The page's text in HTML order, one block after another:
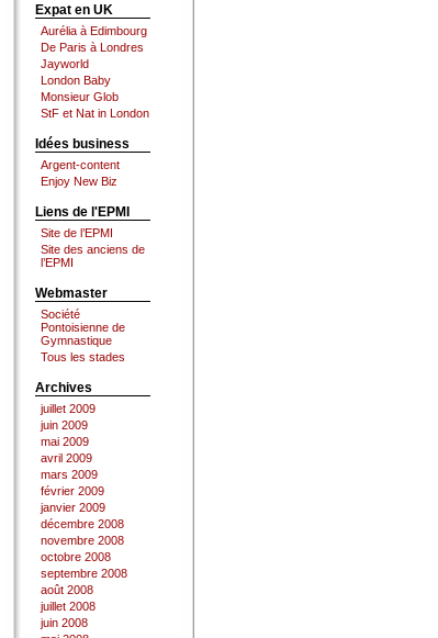
Expat en UK
Aurélia à Edimbourg
De Paris à Londres
Jayworld
London Baby
Monsieur Glob
StF et Nat in London
Idées business
Argent-content
Enjoy New Biz
Liens de l'EPMI
Site de l’EPMI
Site des anciens de
l’EPMI
Webmaster
Société
Pontoisienne de
Gymnastique
Tous les stades
Archives
juillet 2009
juin 2009
mai 2009
avril 2009
mars 2009
février 2009
janvier 2009
décembre 2008
novembre 2008
octobre 2008
septembre 2008
août 2008
juillet 2008
juin 2008